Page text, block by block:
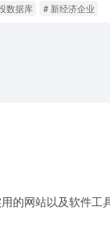
数据库 # 新经济企业
的网站以及软件工